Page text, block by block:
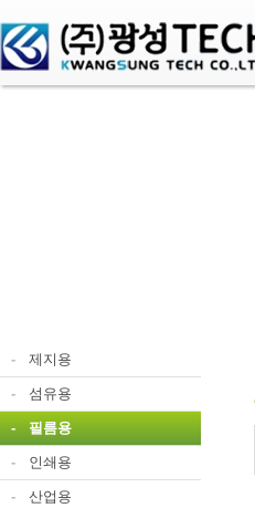
- 제지용
- 섬유용
- 필름용
- 인쇄용
- 산업용